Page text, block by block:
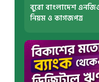
বুরো বাংলাদেশ
নিয়ম ও কাগজপত্র